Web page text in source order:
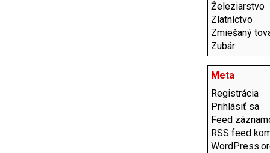
Železiarstvo
Zlatníctvo
Zmiešaný
Zubár
Meta
Registrácia
Prihlásiť sa
Feed
RSS feed